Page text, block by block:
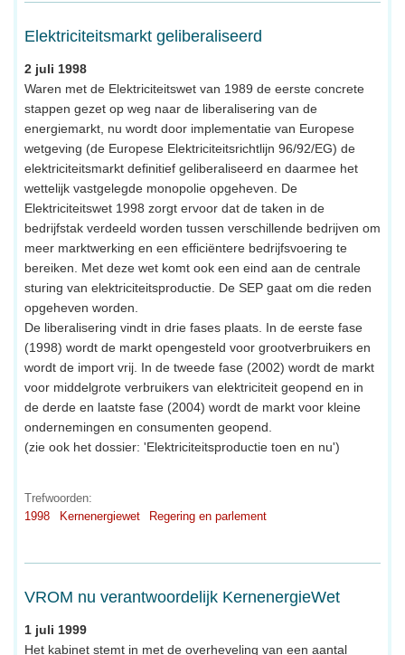
Elektriciteitsmarkt geliberaliseerd
2 juli 1998
Waren met de Elektriciteitswet van 1989 de eerste concrete
stappen gezet op weg naar de liberalisering van de
energiemarkt, nu wordt door implementatie van Europese
wetgeving (de Europese Elektriciteitsrichtlijn 96/92/EG) de
elektriciteitsmarkt definitief geliberaliseerd en daarmee het
wettelijk vastgelegde monopolie opgeheven. De
Elektriciteitswet 1998 zorgt ervoor dat de taken in de
bedrijfstak verdeeld worden tussen verschillende bedrijven om
meer marktwerking en een efficiëntere bedrijfsvoering te
bereiken. Met deze wet komt ook een eind aan de centrale
sturing van elektriciteitsproductie. De SEP gaat om die reden
opgeheven worden.
De liberalisering vindt in drie fases plaats. In de eerste fase
(1998) wordt de markt opengesteld voor grootverbruikers en
wordt de import vrij. In de tweede fase (2002) wordt de markt
voor middelgrote verbruikers van elektriciteit geopend en in
de derde en laatste fase (2004) wordt de markt voor kleine
ondernemingen en consumenten geopend.
(zie ook het dossier: 'Elektriciteitsproductie toen en nu')
Trefwoorden:
1998
Kernenergiewet Regering en parlement
VROM nu verantwoordelijk KernenergieWet
1 juli 1999
Het kabinet stemt in met de overheveling van een aantal